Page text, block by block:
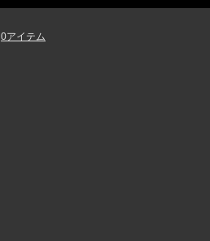
0アイテム